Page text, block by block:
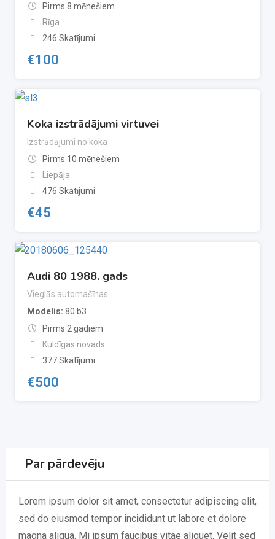
Pirms 8 mēnešiem
Rīga
246 Skatījumi
€100
Koka izstrādājumi virtuvei
Izstrādājumi no koka
Pirms 10 mēnešiem
Liepāja
476 Skatījumi
€45
Audi 80 1988. gads
Vieglās automašīnas
Modelis 80 b3
Pirms 2 gadiem
Kuldīgas novads
377 Skatījumi
€500
Par pārdevēju
Lorem ipsum dolor sit amet, consectetur adipiscing elit,
sed do eiusmod tempor incididunt ut labore et dolore
magna aliqua. Mi ipsum faucibus vitae aliquet. Velit sed